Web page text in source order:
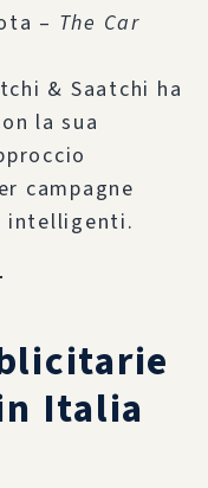
– The Car
& Saatchi ha
la sua
campagne
intelligenti.
Italia